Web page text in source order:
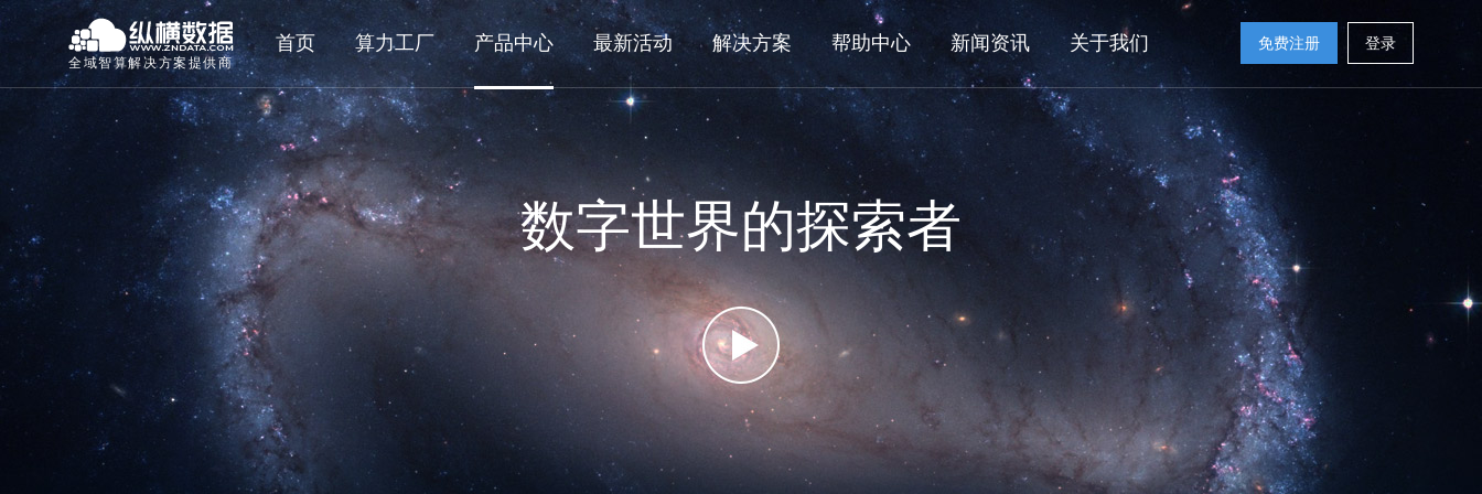
全域智算解决方案提供商
首页 算力工厂 产品中心 最新活动 解决方案 帮助中心 新闻资讯 关于我们 免费注册 登录
数字世界的探索者